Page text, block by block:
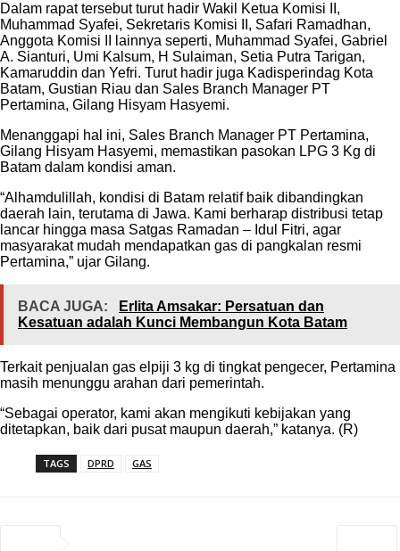
Dalam rapat tersebut turut hadir Wakil Ketua Komisi II,
Muhammad Syafei, Sekretaris Komisi II, Safari Ramadhan,
Anggota Komisi II lainnya seperti, Muhammad Syafei, Gabriel
A. Sianturi, Umi Kalsum, H Sulaiman, Setia Putra Tarigan,
Kamaruddin dan Yefri. Turut hadir juga Kadisperindag Kota
Batam, Gustian Riau dan Sales Branch Manager PT
Pertamina, Gilang Hisyam Hasyemi.
Menanggapi hal ini, Sales Branch Manager PT Pertamina,
Gilang Hisyam Hasyemi, memastikan pasokan LPG 3 Kg di
Batam dalam kondisi aman.
“Alhamdulillah, kondisi di Batam relatif baik dibandingkan
daerah lain, terutama di Jawa. Kami berharap distribusi tetap
lancar hingga masa Satgas Ramadan – Idul Fitri, agar
masyarakat mudah mendapatkan gas di pangkalan resmi
Pertamina,” ujar Gilang.
BACA JUGA:
Erlita Amsakar: Persatuan dan
Kesatuan adalah Kunci Membangun Kota Batam
Terkait penjualan gas elpiji 3 kg di tingkat pengecer, Pertamina
masih menunggu arahan dari pemerintah.
“Sebagai operator, kami akan mengikuti kebijakan yang
ditetapkan, baik dari pusat maupun daerah,” katanya. (R)
TAGS DPRD GAS